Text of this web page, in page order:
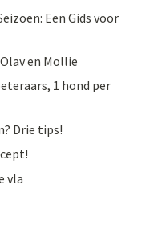
Een Gids voor
en Mollie
1 hond per
Drie tips!
vla